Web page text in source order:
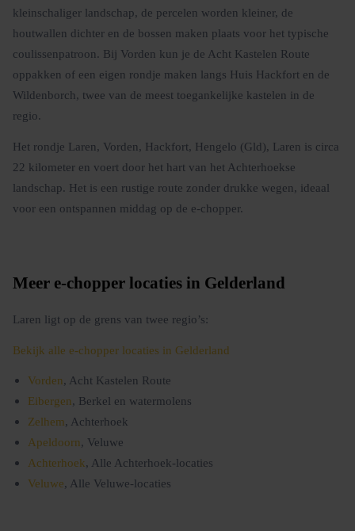
kleinschaliger landschap, de percelen worden kleiner, de
houtwallen dichter en de bossen maken plaats voor het typische
coulissenpatroon. Bij Vorden kun je de Acht Kastelen Route
oppakken of een eigen rondje maken langs Huis Hackfort en de
Wildenborch, twee van de meest toegankelijke kastelen in de
regio.
Het rondje Laren, Vorden, Hackfort, Hengelo (Gld), Laren is circa
22 kilometer en voert door het hart van het Achterhoekse
landschap. Het is een rustige route zonder drukke wegen, ideaal
voor een ontspannen middag op de e-chopper.
Meer e-chopper locaties in Gelderland
Laren ligt op de grens van twee regio’s:
Bekijk alle e-chopper locaties in Gelderland
Vorden, Acht Kastelen Route
Eibergen, Berkel en watermolens
Zelhem, Achterhoek
Apeldoorn, Veluwe
Achterhoek, Alle Achterhoek-locaties
Veluwe, Alle Veluwe-locaties